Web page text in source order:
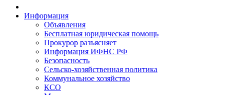
Информация
Объявления
Бесплатная юридическая помощь
Прокурор разъясняет
Информация ИФНС РФ
Безопасность
Сельско-хозяйственная политика
Коммунальное хозяйство
КСО